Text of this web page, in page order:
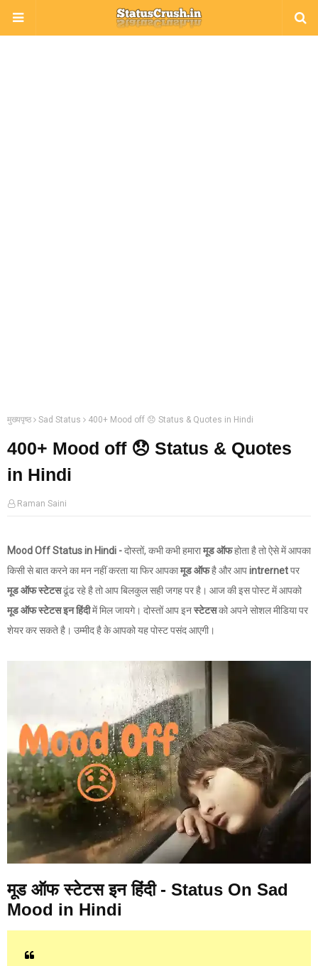
मुख्यपृष्ठ Sad Status 400+ Mood off 😞 Status & Quotes in Hindi
400+ Mood off 😞 Status & Quotes
in Hindi
Raman Saini
Mood Off Status in Hindi -दोस्तों, कभी कभी हमारामूड ऑफहोता है तो ऐसे में आपका
किसी से बात करने का मन नहीं करता या फिर आपकामूड ऑफहै और आपintrernetपर
मूड ऑफ स्टेटसढूंढ रहे है तो आप बिलकुल सही जगह पर है। आज की इस पोस्ट में आपको
मूड ऑफ स्टेटस इन हिंदीमें मिल जायगे। दोस्तों आप इनस्टेटसको अपने सोशल मीडिया पर
शेयर कर सकते है। उम्मीद है के आपको यह पोस्ट पसंद आएगी।
मूड ऑफ स्टेटस इन हिंदी - Status On Sad
Mood in Hindi